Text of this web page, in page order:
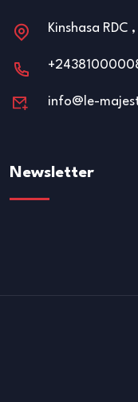
Kinshasa RDC
info@le-
Newsletter